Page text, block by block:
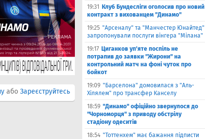
або Зареєструйтесь
19:31
Клуб Бундесліги оголосив про новий
контракт з вихованцем "Динамо"
19:25 "Арсеналу" та "Манчестер Юнайтед"
запропонували послуги вінгера "Мілана"
19:17 Циганков уп'яте поспіль не
потрапив до заявки "Жирони" на
контрольний матч на фоні чуток про
бойкот
19:09 "Барселона" домовилася з "Аль-
Хілялем" про трансфер Канселу
18:59 "Динамо" офіційно звернулося до
"Чорноморця" з приводу обстрілу
стадіону одеситів
18:54 "Тоттенхем" має бажання підписти